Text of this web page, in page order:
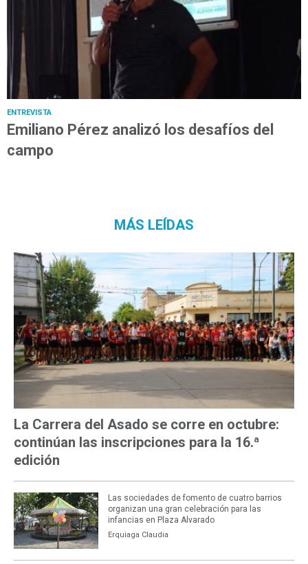
ENTREVISTA
Emiliano Pérez analizó los desafíos del
campo
MÁS LEÍDAS
La Carrera del Asado se corre en octubre:
continúan las inscripciones para la 16.ª
edición
Las sociedades de fomento de cuatro barrios
organizan una gran celebración para las
infancias en Plaza Alvarado
Erquiaga Claudia